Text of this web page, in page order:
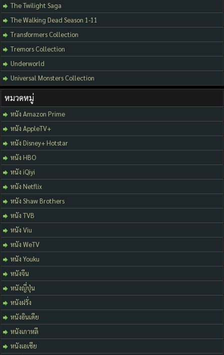
The Twilight Saga
The Walking Dead Season 1-11
Transformers Collection
Tremors Collection
Underworld
Universal Monsters Collection
หมวดหมู่
หนัง Amazon Prime
หนัง AppleTV+
หนัง Disney+ Hotstar
หนัง HBO
หนัง iQiyi
หนัง Netflix
หนัง Shaw Brothers
หนัง TVB
หนัง Viu
หนัง WeTV
หนัง Youku
หนังจีน
หนังญี่ปุ่น
หนังฝรั่ง
หนังอินเดีย
หนังเกาหลี
หนังเอเชีย